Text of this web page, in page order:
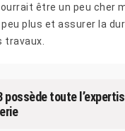
être un peu cher
plus et assurer la
travaux.
possède toute